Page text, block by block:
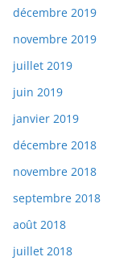
décembre 2019
novembre 2019
juillet 2019
juin 2019
janvier 2019
décembre 2018
novembre 2018
septembre 2018
août 2018
juillet 2018